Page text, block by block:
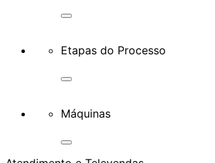
Etapas do Processo
Máquinas